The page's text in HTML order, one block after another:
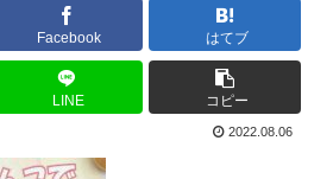
Facebook はてブ
LINE コピー
2022.08.06